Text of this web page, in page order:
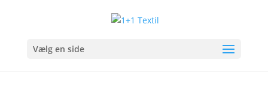
Vælg en side